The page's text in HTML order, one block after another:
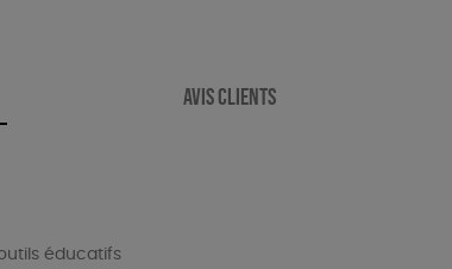
AVIS CLIENTS
éducatifs